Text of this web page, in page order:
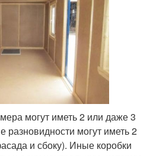
могут иметь 2 или даже 3
разновидности могут иметь 2
и сбоку). Иные коробки